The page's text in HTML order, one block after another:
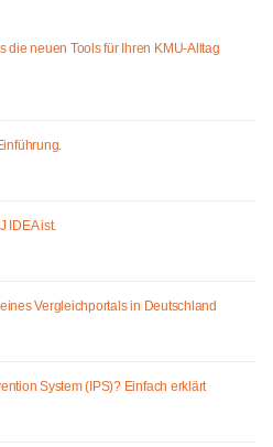
die neuen Tools für Ihren KMU-Alltag
IDEA ist.
Vergleichportals in Deutschland
System (IPS)? Einfach erklärt